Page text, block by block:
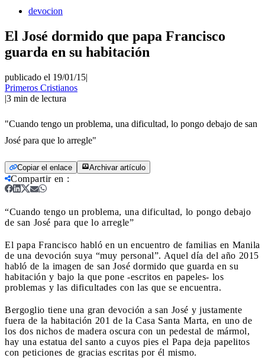
devocion
El José dormido que papa Francisco
guarda en su habitación
publicado el 19/01/15|
Primeros Cristianos
|3 min de lectura
"Cuando tengo un problema, una dificultad, lo pongo debajo de san
José para que lo arregle"
Copiar el enlace Archivar artículo
Compartir en :
“Cuando tengo un problema, una dificultad, lo pongo debajo
de san José para que lo arregle”
El papa Francisco habló en un encuentro de familias en Manila
de una devoción suya “muy personal”. Aquel día del año 2015
habló de la imagen de san José dormido que guarda en su
habitación y bajo la que pone -escritos en papeles- los
problemas y las dificultades con las que se encuentra.
Bergoglio tiene una gran devoción a san José y justamente
fuera de la habitación 201 de la Casa Santa Marta, en uno de
los dos nichos de madera oscura con un pedestal de mármol,
hay una estatua del santo a cuyos pies el Papa deja papelitos
con peticiones de gracias escritas por él mismo.